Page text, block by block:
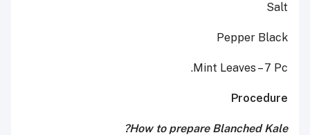
Salt
Pepper Black
Mint Leaves – 7 Pc.
Procedure
How to prepare Blanched Kale?